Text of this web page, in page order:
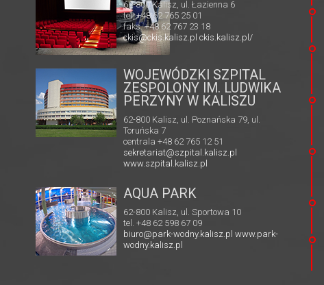
62-800 Kalisz, ul. Łazienna 6
tel. +48 62 765 25 01
faks. +48 62 767 23 18
ckis@ckis.kalisz.pl ckis.kalisz.pl/
WOJEWÓDZKI SZPITAL
ZESPOLONY IM. LUDWIKA
PERZYNY W KALISZU
62-800 Kalisz, ul. Poznańska 79, ul.
Toruńska 7
centrala +48 62 765 12 51
sekretariat@szpital.kalisz.pl
www.szpital.kalisz.pl
AQUA PARK
62-800 Kalisz, ul. Sportowa 10
tel. +48 62 598 67 09
biuro@park-wodny.kalisz.pl www.park-
wodny.kalisz.pl